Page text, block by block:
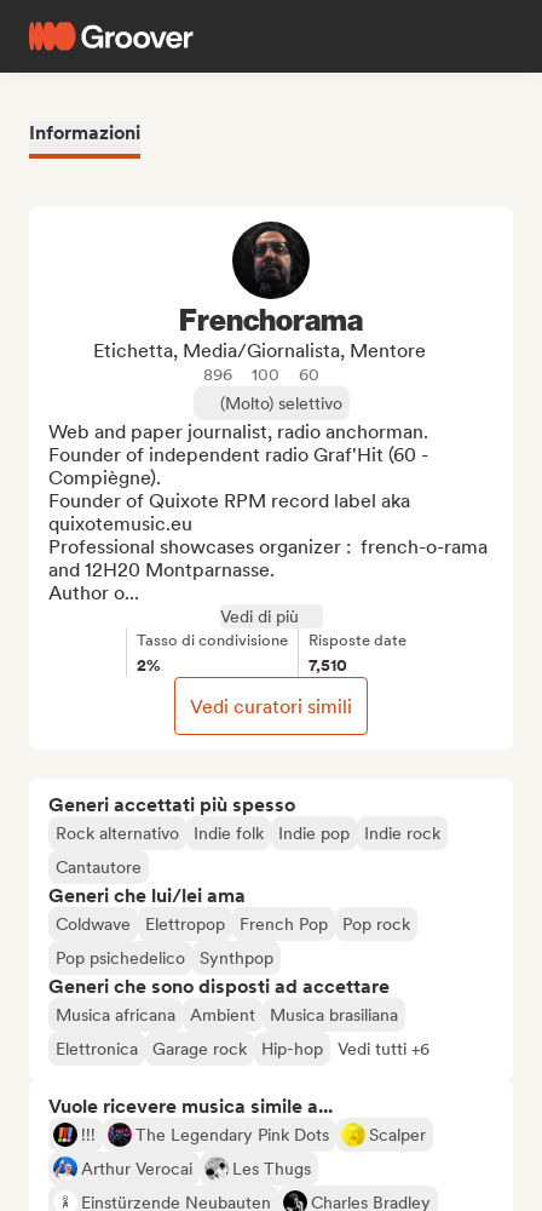
Informazioni
Generi accettati più spesso
Rock alternativo Indie folk Indie pop
Indie rock
Cantautore
Generi che lui/lei ama
Coldwave Elettropop French Pop
Pop rock
Pop psichedelico
Synthpop
Generi che sono disposti ad accettare
Musica africana Ambient
Musica brasiliana
Elettronica
Garage rock Hip-hop Vedi tutti +6
Vuole ricevere musica simile a...
!!! The Legendary Pink Dots
Scalper
Arthur Verocai
Les Thugs
Einstürzende Neubauten
Charles Bradley
Frenchorama
Etichetta, Media/Giornalista, Mentore
896 100
60
(Molto) selettivo
Web and paper journalist, radio anchorman.
Founder of independent radio Graf'Hit (60 -
Compiègne).
Founder of Quixote RPM record label aka
quixotemusic.eu
Professional showcases organizer :  french-o-rama
and 12H20 Montparnasse.
Author o...
Vedi di più
Tasso di condivisione
2%
Risposte date
7,510
Vedi curatori simili